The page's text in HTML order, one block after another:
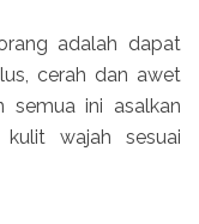
adalah dapat
cerah dan awet
semua ini asalkan
wajah sesuai